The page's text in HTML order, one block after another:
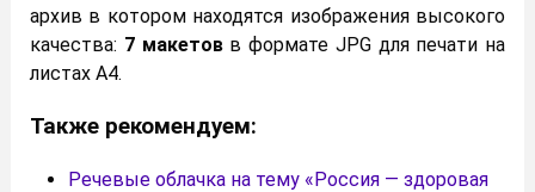
архив в котором находятся изображения высокого
качества: 7 макетовв формате JPG для печати на
листах A4.
Также рекомендуем:
Речевые облачка на тему «Россия — здоровая